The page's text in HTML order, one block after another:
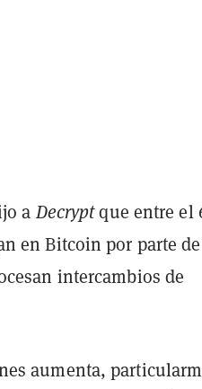
aDecryptque entre el
en Bitcoin por parte de
intercambios de
aumenta,